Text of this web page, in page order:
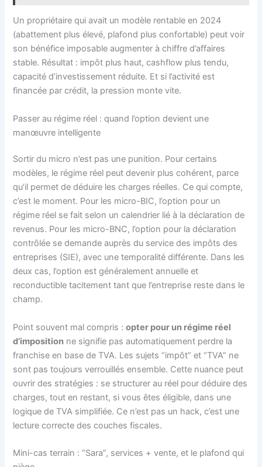
Un propriétaire qui avait un modèle rentable en 2024
(abattement plus élevé, plafond plus confortable) peut voir
son bénéfice imposable augmenter à chiffre d’affaires
stable. Résultat : impôt plus haut, cashflow plus tendu,
capacité d’investissement réduite. Et si l’activité est
financée par crédit, la pression monte vite.
Passer au régime réel : quand l’option devient une
manœuvre intelligente
Sortir du micro n’est pas une punition. Pour certains
modèles, le régime réel peut devenir plus cohérent, parce
qu’il permet de déduire les charges réelles. Ce qui compte,
c’est le moment. Pour les micro-BIC, l’option pour un
régime réel se fait selon un calendrier lié à la déclaration de
revenus. Pour les micro-BNC, l’option pour la déclaration
contrôlée se demande auprès du service des impôts des
entreprises (SIE), avec une temporalité différente. Dans les
deux cas, l’option est généralement annuelle et
reconductible tacitement tant que l’entreprise reste dans le
champ.
Point souvent mal compris :opter pour un régime réel
d’imposition ne signifie pas automatiquement perdre la
franchise en base de TVA. Les sujets “impôt” et “TVA” ne
sont pas toujours verrouillés ensemble. Cette nuance peut
ouvrir des stratégies : se structurer au réel pour déduire des
charges, tout en restant, si vous êtes éligible, dans une
logique de TVA simplifiée. Ce n’est pas un hack, c’est une
lecture correcte des couches fiscales.
Mini-cas terrain : “Sara”, services + vente, et le plafond qui